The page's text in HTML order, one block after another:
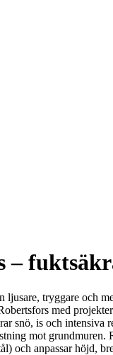
–
tryggare och
med
snö, is och
mot
och anpassar höjd,